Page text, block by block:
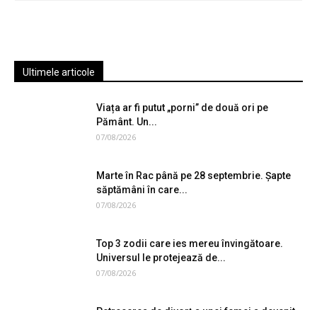
Ultimele articole
Viața ar fi putut „porni” de două ori pe
Pământ. Un...
07/08/2026
Marte în Rac până pe 28 septembrie. Șapte
săptămâni în care...
07/08/2026
Top 3 zodii care ies mereu învingătoare.
Universul le protejează de...
07/08/2026